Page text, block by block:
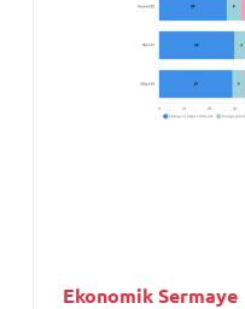
Ekonomik Sermaye